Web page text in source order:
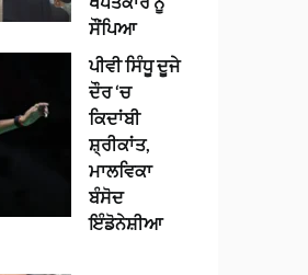
ਸੌਂਪਿਆ
ਪੀਵੀ ਸਿੰਧੂ ਦੂਜੇ
ਦੌਰ ‘ਚ
ਕਿਦਾਂਬੀ
ਸ਼੍ਰੀਕਾਂਤ,
ਮਾਲਵਿਕਾ
ਬੰਸੋਦ
ਇੰਡੋਨੇਸ਼ੀਆ